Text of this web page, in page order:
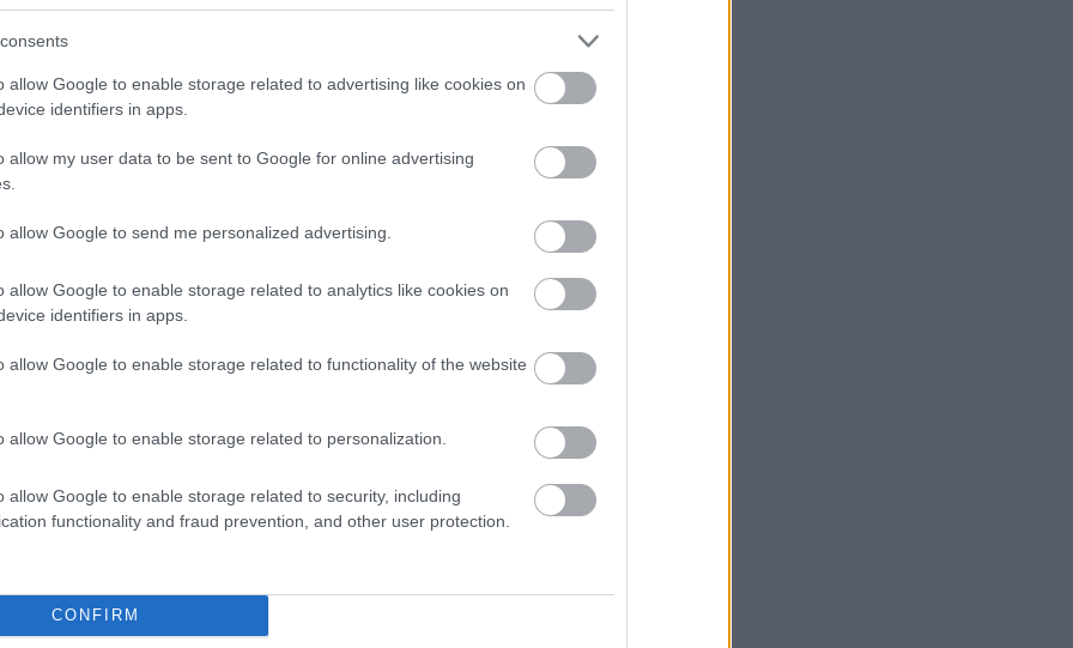
allow Google to enable storage related to advertising like cookies on
identifiers in apps.
allow my user data to be sent to Google for online advertising
allow Google to send me personalized advertising.
allow Google to enable storage related to analytics like cookies on
identifiers in apps.
allow Google to enable storage related to functionality of the website
allow Google to enable storage related to personalization.
allow Google to enable storage related to security, including
functionality and fraud prevention, and other user protection.
CONFIRM